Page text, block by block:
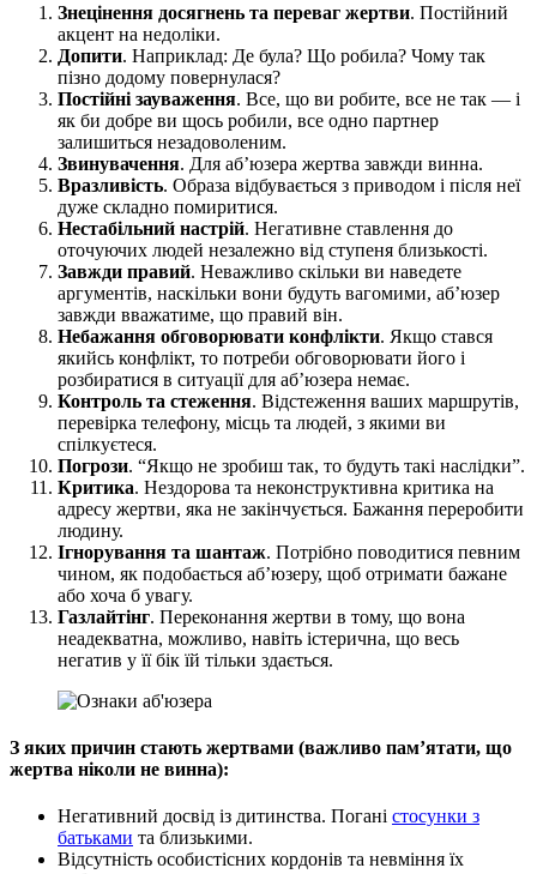
Знецінення досягнень та переваг жертви. Постійний
акцент на недоліки.
Допити. Наприклад: Де була? Що робила? Чому так
пізно додому повернулася?
Постійні зауваження. Все, що ви робите, все не так — і
як би добре ви щось робили, все одно партнер
залишиться незадоволеним.
Звинувачення. Для аб’юзера жертва завжди винна.
Вразливість. Образа відбувається з приводом і після неї
дуже складно помиритися.
Нестабільний настрій. Негативне ставлення до
оточуючих людей незалежно від ступеня близькості.
Завжди правий. Неважливо скільки ви наведете
аргументів, наскільки вони будуть вагомими, аб’юзер
завжди вважатиме, що правий він.
Небажання обговорювати конфлікти. Якщо стався
якийсь конфлікт, то потреби обговорювати його і
розбиратися в ситуації для аб’юзера немає.
Контроль та стеження. Відстеження ваших маршрутів,
перевірка телефону, місць та людей, з якими ви
спілкуєтеся.
Погрози. “Якщо не зробиш так, то будуть такі наслідки”.
Критика. Нездорова та неконструктивна критика на
адресу жертви, яка не закінчується. Бажання переробити
людину.
Ігнорування та шантаж. Потрібно поводитися певним
чином, як подобається аб’юзеру, щоб отримати бажане
або хоча б увагу.
Газлайтінг. Переконання жертви в тому, що вона
неадекватна, можливо, навіть істерична, що весь
негатив у її бік їй тільки здається.
З яких причин стають жертвами (важливо пам’ятати, що
жертва ніколи не винна):
Негативний досвід із дитинства. Погані стосунки з
батьками та близькими.
Відсутність особистісних кордонів та невміння їх